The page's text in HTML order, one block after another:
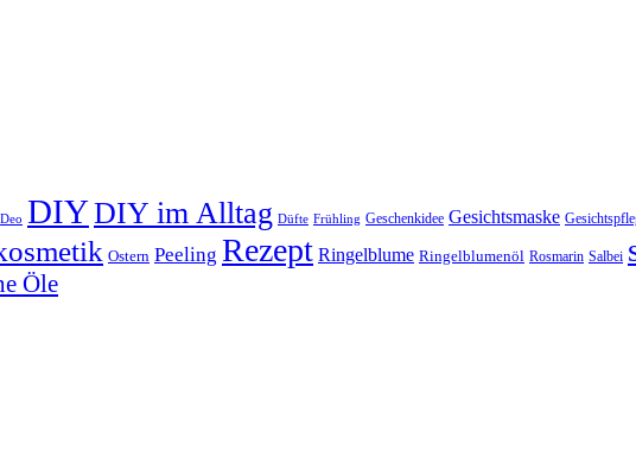
Deo DIYDIY im Alltag Düfte Frühling Geschenkidee Gesichtsmaske
Ostern Peeling Rezept Ringelblume Ringelblumenöl Rosmarin Salbei
Öle